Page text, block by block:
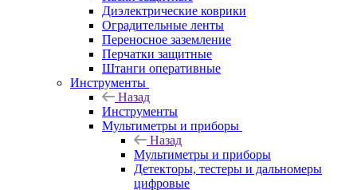
Диэлектрические коврики
Оградительные ленты
Переносное заземление
Перчатки защитные
Штанги оперативные
Инструменты
Назад
Инструменты
Мультиметры и приборы
Назад
Мультиметры и приборы
Детекторы, тестеры и дальномеры
цифровые